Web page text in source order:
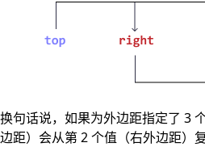
换句话说，如果为外边距指定了 3
边距）会从第 2 个值（右外边距）